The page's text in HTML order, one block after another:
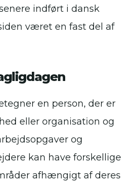
indført i dansk
været en fast del af
en person, der er
eller organisation og
og
kan have forskellige
afhængigt af deres